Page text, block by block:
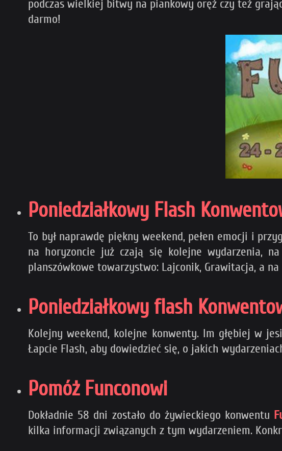
podczas wielkiej bitwy na piankowy oręż czy też
darmo!
Poniedziałkowy Flash
To był naprawdę piękny weekend, pełen emocji i
na horyzoncie już czają się kolejne wydarzenia,
planszówkowe towarzystwo: Lajconik, Grawitacja, a na
Poniedziałkowy flash
Kolejny weekend, kolejne konwenty. Im głębiej w
Łapcie Flash, aby dowiedzieć się, o jakich
Pomóż Funconowi
Dokładnie 58 dni zostało do żywieckiego konwentu
kilka informacji związanych z tym wydarzeniem.